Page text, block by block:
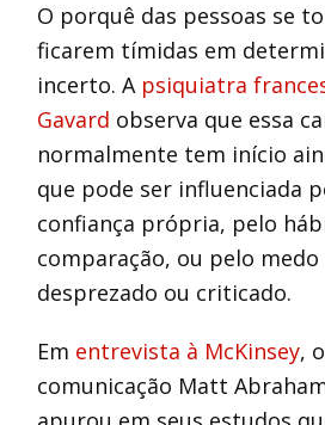
O porquê das pessoas se
ficarem tímidas em
incerto. A psiquiatra
Gavard observa que essa
normalmente tem início
que pode ser influenciada
confiança própria, pelo
comparação, ou pelo
desprezado ou criticado.
Em entrevista à McKinsey,
comunicação Matt